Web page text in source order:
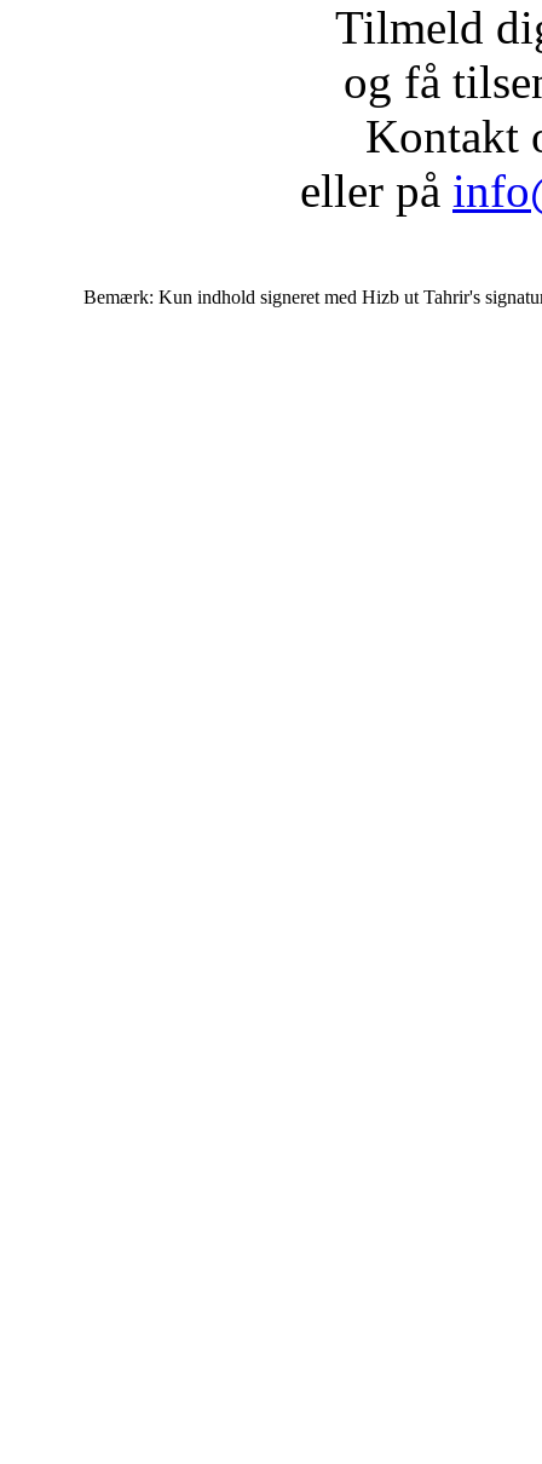
Tilmeld
og få
Kontakt
eller på
Bemærk: Kun indhold signeret med Hizb ut Tahrir's